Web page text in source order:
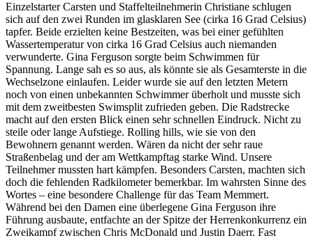
Einzelstarter Carsten und Staffelteilnehmerin Christiane schlugen
sich auf den zwei Runden im glasklaren See (cirka 16 Grad Celsius)
tapfer. Beide erzielten keine Bestzeiten, was bei einer gefühlten
Wassertemperatur von cirka 16 Grad Celsius auch niemanden
verwunderte. Gina Ferguson sorgte beim Schwimmen für
Spannung. Lange sah es so aus, als könnte sie als Gesamterste in die
Wechselzone einlaufen. Leider wurde sie auf den letzten Metern
noch von einen unbekannten Schwimmer überholt und musste sich
mit dem zweitbesten Swimsplit zufrieden geben. Die Radstrecke
macht auf den ersten Blick einen sehr schnellen Eindruck. Nicht zu
steile oder lange Aufstiege. Rolling hills, wie sie von den
Bewohnern genannt werden. Wären da nicht der sehr raue
Straßenbelag und der am Wettkampftag starke Wind. Unsere
Teilnehmer mussten hart kämpfen. Besonders Carsten, machten sich
doch die fehlenden Radkilometer bemerkbar. Im wahrsten Sinne des
Wortes – eine besondere Challenge für das Team Memmert.
Während bei den Damen eine überlegene Gina Ferguson ihre
Führung ausbaute, entfachte an der Spitze der Herrenkonkurrenz ein
Zweikampf zwischen Chris McDonald und Justin Daerr. Fast